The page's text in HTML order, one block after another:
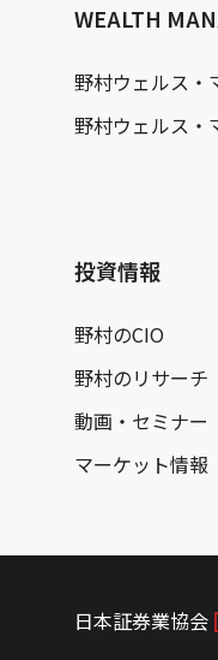
WEALTH
野村ウェルス・
野村ウェルス・
投資情報
野村のCIO
野村のリサーチ
動画・セミナー
マーケット情報
日本証券業協会